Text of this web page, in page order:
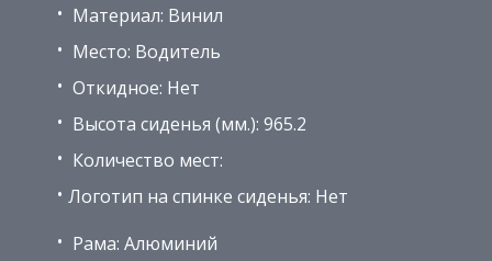
Материал: Винил
Место: Водитель
Откидное: Нет
Высота сиденья (мм.): 965.2
Количество мест:
Логотип на спинке сиденья: Нет
Рама: Алюминий